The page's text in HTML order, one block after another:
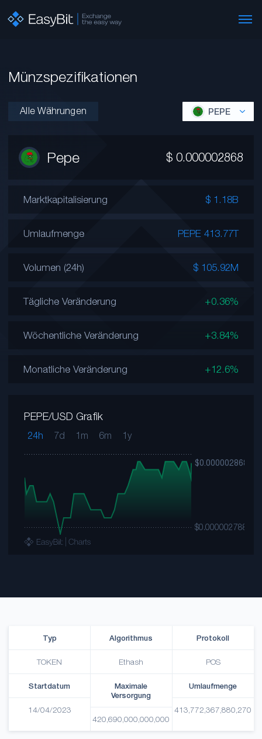
Münzspezifikationen
Alle Währungen PEPE
Pepe $ 0.000002868
Marktkapitalisierung $ 1.18B
Umlaufmenge PEPE 413.77T
Volumen (24h) $ 105.92M
Tägliche Veränderung +0.36%
Wöchentliche Veränderung +3.84%
Monatliche Veränderung +12.6%
PEPE/USD Grafik
24h 7d 1m 6m 1y
Typ
TOKEN
Algorithmus
Ethash
Protokoll
POS
Startdatum
14/04/2023
Maximale
Versorgung
420,690,000,000,000
Umlaufmenge
413,772,367,880,270